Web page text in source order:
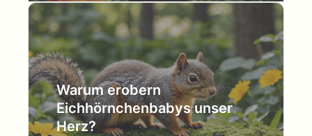
Warum erobern
Eichhörnchenbabys unser
Herz?